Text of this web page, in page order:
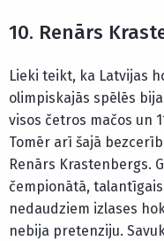
10. Renārs
Lieki teikt, ka Latvijas
olimpiskajās spēlēs
visos četros mačos un
Tomēr arī šajā
Renārs Krastenbergs.
čempionātā,
nedaudziem izlases
nebija pretenziju.